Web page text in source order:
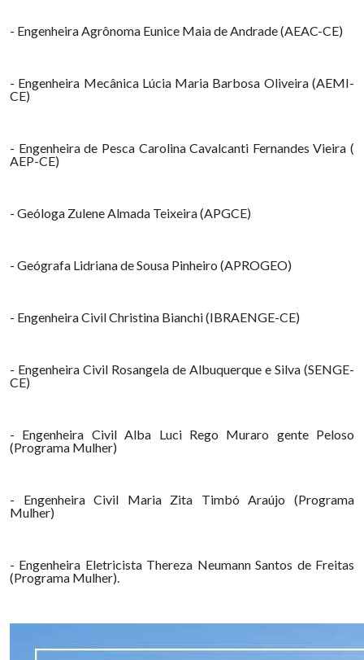
- Engenheira Agrônoma Eunice Maia de Andrade (AEAC-CE)
- Engenheira Mecânica Lúcia Maria Barbosa Oliveira (AEMI-
CE)
- Engenheira de Pesca Carolina Cavalcanti Fernandes Vieira (
AEP-CE)
- Geóloga Zulene Almada Teixeira (APGCE)
- Geógrafa Lidriana de Sousa Pinheiro (APROGEO)
- Engenheira Civil Christina Bianchi (IBRAENGE-CE)
- Engenheira Civil Rosangela de Albuquerque e Silva (SENGE-
CE)
- Engenheira Civil Alba Luci Rego Muraro gente Peloso
(Programa Mulher)
- Engenheira Civil Maria Zita Timbó Araújo (Programa
Mulher)
- Engenheira Eletricista Thereza Neumann Santos de Freitas
(Programa Mulher).